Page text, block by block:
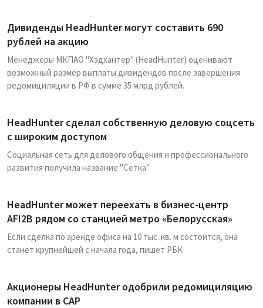
Дивиденды HeadHunter могут составить 690
рублей на акцию
Менеджеры МКПАО "Хэдхантер" (HeadHunter) оценивают
возможный размер выплаты дивидендов после завершения
редомициляции в РФ в сумме 35 млрд рублей.
HeadHunter сделал собственную деловую соцсеть
с широким доступом
Cоциальная сеть для делового общения и профессионального
развития получила название "Сетка"
HeadHunter может переехать в бизнес-центр
AFI2B рядом со станцией метро «Белорусская»
Если сделка по аренде офиса на 10 тыс. кв. м состоится, она
станет крупнейшей с начала года, пишет РБК
Акционеры HeadHunter одобрили редомициляцию
компании в САР